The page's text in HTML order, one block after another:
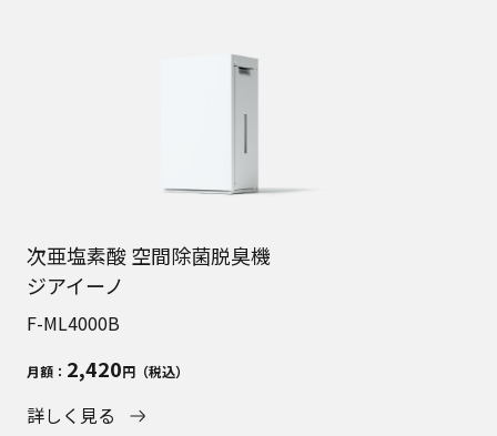
次亜塩素酸 空間除菌脱臭機
ジアイーノ
F-ML4000B
月額： 2,420円（税込）
詳しく見る